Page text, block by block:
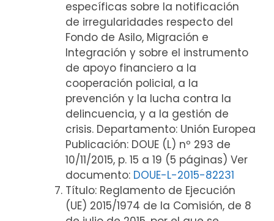
específicas sobre la notificación
de irregularidades respecto del
Fondo de Asilo, Migración e
Integración y sobre el instrumento
de apoyo financiero a la
cooperación policial, a la
prevención y la lucha contra la
delincuencia, y a la gestión de
crisis. Departamento: Unión Europea
Publicación: DOUE (L) nº 293 de
10/11/2015, p. 15 a 19 (5 páginas) Ver
documento: DOUE-L-2015-82231
Título: Reglamento de Ejecución
(UE) 2015/1974 de la Comisión, de 8